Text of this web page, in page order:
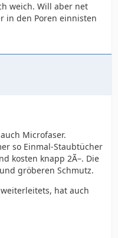
weich. Will aber net
in den Poren einnisten
Microfaser.
so Einmal-Staubtücher
kosten knapp 2Ã–. Die
gröberen Schmutz.
hat auch